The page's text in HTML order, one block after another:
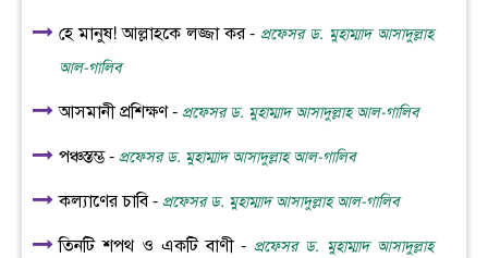
হে মানুষ! আল্লাহকে লজ্জা কর -প্রফেসর ড. মুহাম্মাদ আসাদুল্লাহ
আল-গালিব
আসমানী প্রশিক্ষণ - প্রফেসর ড. মুহাম্মাদ আসাদুল্লাহ আল-গালিব
পঞ্চস্তম্ভ - প্রফেসর ড. মুহাম্মাদ আসাদুল্লাহ আল-গালিব
কল্যাণের চাবি - প্রফেসর ড. মুহাম্মাদ আসাদুল্লাহ আল-গালিব
তিনটি শপথ ও একটি বাণী -প্রফেসর ড. মুহাম্মাদ আসাদুল্লাহ